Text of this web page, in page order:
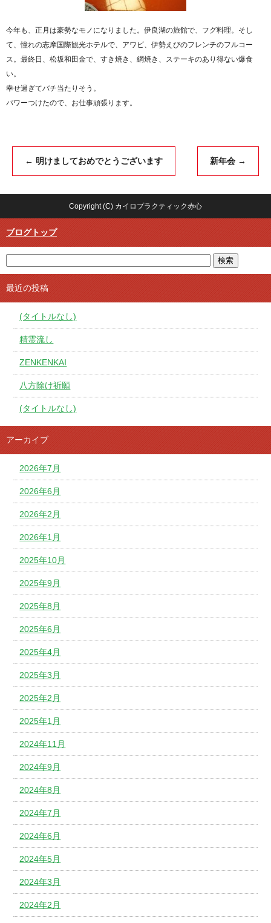
今年も、正月は豪勢なモノになりました。伊良湖の旅館で、フグ料理。そし
て、憧れの志摩国際観光ホテルで、アワビ、伊勢えびのフレンチのフルコー
ス。最終日、松坂和田金で、すき焼き、網焼き、ステーキのあり得ない爆食
い。
幸せ過ぎてバチ当たりそう。
パワーつけたので、お仕事頑張ります。
← 明けましておめでとうございます 新年会 →
Copyright (C) カイロプラクティック赤心
ブログトップ
最近の投稿
(タイトルなし)
精霊流し
ZENKENKAI
八方除け祈願
(タイトルなし)
アーカイブ
2026年7月
2026年6月
2026年2月
2026年1月
2025年10月
2025年9月
2025年8月
2025年6月
2025年4月
2025年3月
2025年2月
2025年1月
2024年11月
2024年9月
2024年8月
2024年7月
2024年6月
2024年5月
2024年3月
2024年2月